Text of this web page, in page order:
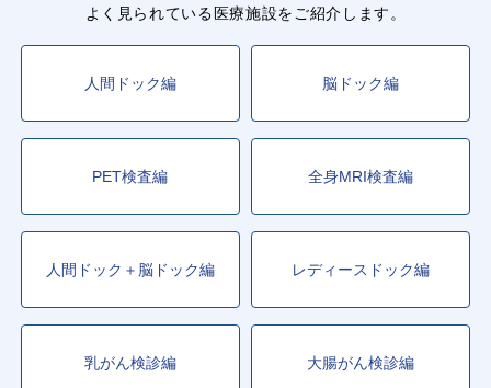
よく見られている医療施設をご紹介します。
人間ドック編 脳ドック編
PET検査編 全身MRI検査編
人間ドック＋脳ドック編 レディースドック編
乳がん検診編 大腸がん検診編